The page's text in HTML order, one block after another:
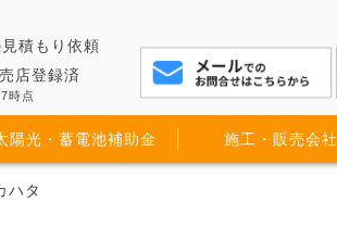
積もり依頼
店登録済
時点
陽光・蓄電池補助金 施工・販売会社
ハタ